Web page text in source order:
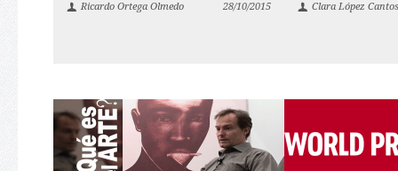
Ricardo Ortega Olmedo 28/10/2015 Clara López Cantos